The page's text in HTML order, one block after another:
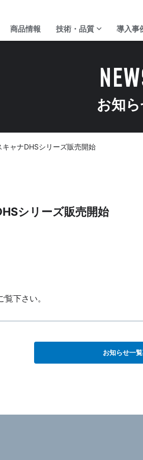
商品情報 技術・品質 導入事
お知
ャナDHSシリーズ販売開始
シリーズ販売開始
下さい。
お知らせ一